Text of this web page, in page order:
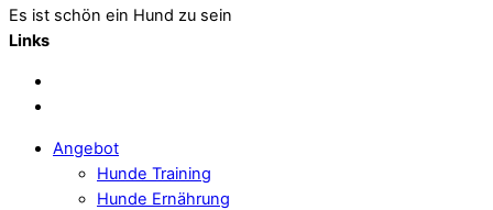
Es ist schön ein Hund zu sein
Links
Angebot
Hunde Training
Hunde Ernährung